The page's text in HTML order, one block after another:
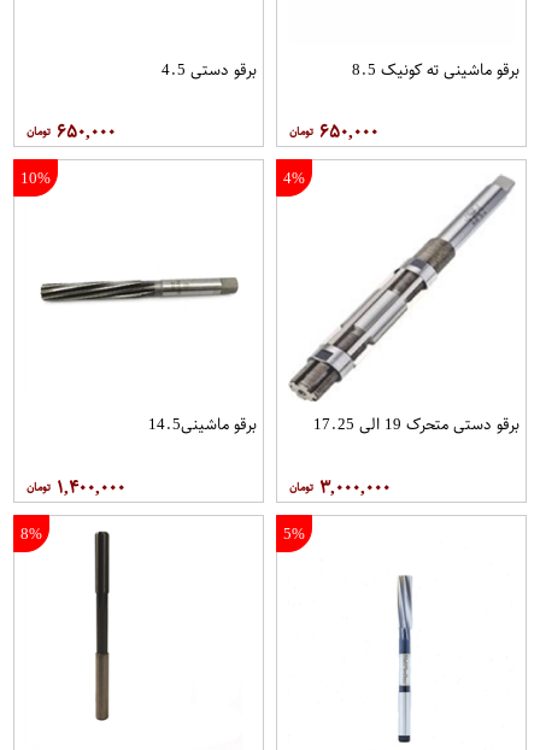
برقو ماشینی ته کونیک 8.5
۶۵۰,۰۰۰
برقو دستی 4.5
۶۵۰,۰۰۰
4%
برقو دستی متحرک 19 الی 17.25
۳,۰۰۰,۰۰۰
10%
برقو ماشینی14.5
۱,۴۰۰,۰۰۰
5%
8%